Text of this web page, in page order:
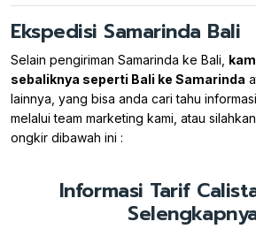
Ekspedisi Samarinda Bali
Selain pengiriman Samarinda ke Bali,
sebaliknya seperti Bali ke Samarinda
lainnya, yang bisa anda cari tahu
melalui team marketing kami, atau
ongkir dibawah ini :
Informasi Tarif